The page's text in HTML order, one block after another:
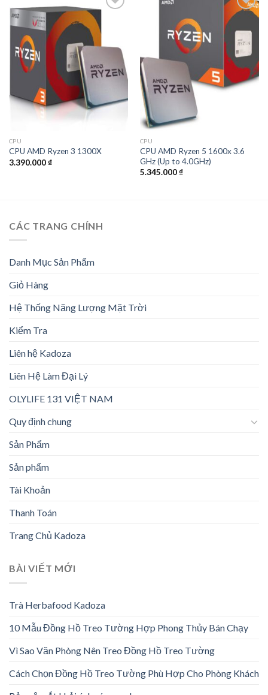
wishlist
CPU
CPU AMD Ryzen 3 1300X
3.390.000₫
Add to
wishlist
CPU
CPU AMD Ryzen 5 1600x 3.6
GHz (Up to 4.0GHz)
5.345.000₫
CÁC TRANG CHÍNH
Danh Mục Sản Phẩm
Giỏ Hàng
Hệ Thống Năng Lượng Mặt Trời
Kiểm Tra
Liên hệ Kadoza
Liên Hệ Làm Đại Lý
OLYLIFE 131 VIỆT NAM
Quy định chung
Sản Phẩm
Sản phẩm
Tài Khoản
Thanh Toán
Trang Chủ Kadoza
BÀI VIẾT MỚI
Trà Herbafood Kadoza
10 Mẫu Đồng Hồ Treo Tường Hợp Phong Thủy Bán Chạy
Vì Sao Văn Phòng Nên Treo Đồng Hồ Treo Tường
Cách Chọn Đồng Hồ Treo Tường Phù Hợp Cho Phòng Khách